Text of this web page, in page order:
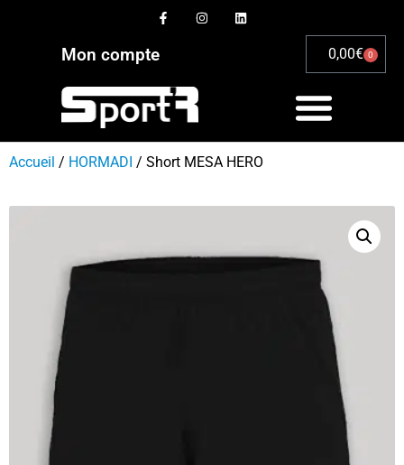
Mon compte 0,00€ 0
Accueil / HORMADI / Short MESA HERO